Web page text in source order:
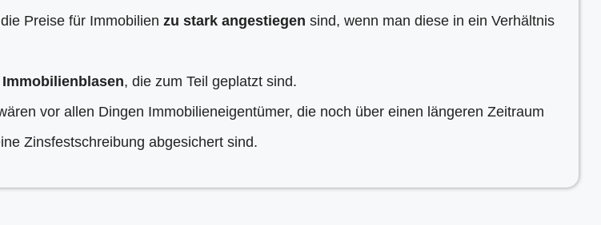
Preise für Immobilien zu stark angestiegen sind, wenn man diese in ein Verhältnis
Immobilienblasen, die zum Teil geplatzt sind.
vor allen Dingen Immobilieneigentümer, die noch über einen längeren Zeitraum
Zinsfestschreibung abgesichert sind.